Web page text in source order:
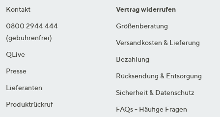
Kontakt
0800 2944 444
(gebührenfrei)
QLive
Presse
Lieferanten
Produktrückruf
Vertrag widerrufen
Größenberatung
Versandkosten & Lieferung
Bezahlung
Rücksendung & Entsorgung
Sicherheit & Datenschutz
FAQs - Häufige Fragen